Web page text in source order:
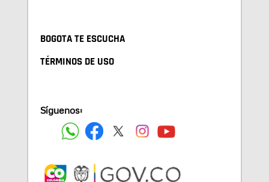
BOGOTA TE ESCUCHA
TÉRMINOS DE USO
Síguenos: